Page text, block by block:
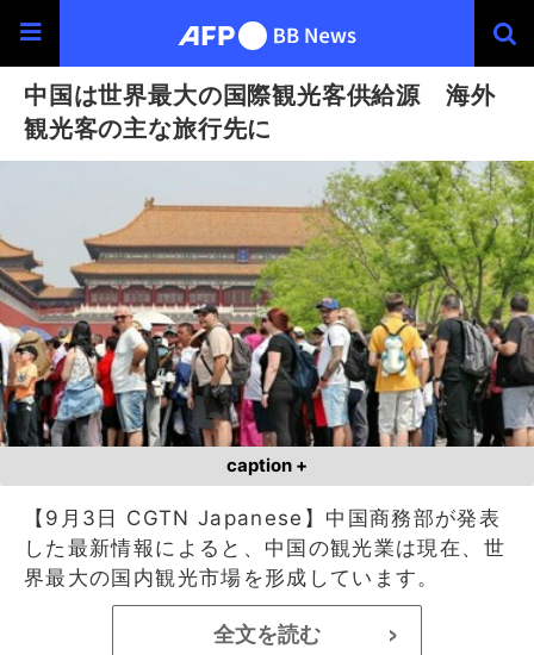
中国は世界最大の国際観光客供給源 海外
観光客の主な旅行先に
caption +
【9月3日 CGTN Japanese】中国商務部が発表
した最新情報によると、中国の観光業は現在、世
界最大の国内観光市場を形成しています。
全文を読む >